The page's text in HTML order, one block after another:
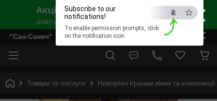
×
ESC
Subscribe to our
notifications!
To enable permission prompts, click
on the notification icon
"Сан-Санич"
Товари та послуги Новорічні іграшки,вінки та композиції